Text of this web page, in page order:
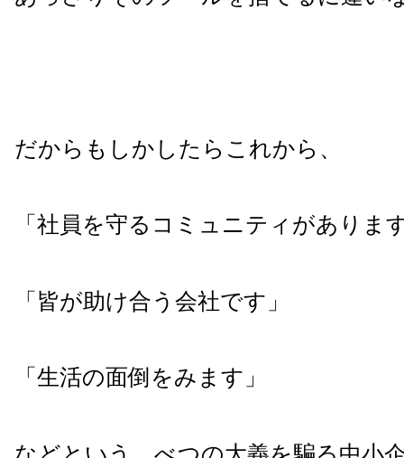
だからもしかしたらこれから、
「社員を守るコミュニティがありま
「皆が助け合う会社です」
「生活の面倒をみます」